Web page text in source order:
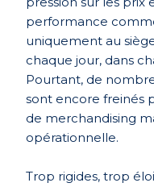
performance
uniquement au
chaque jour, dans
Pourtant, de
sont encore freinés
de merchandising
opérationnelle.
Trop rigides, trop